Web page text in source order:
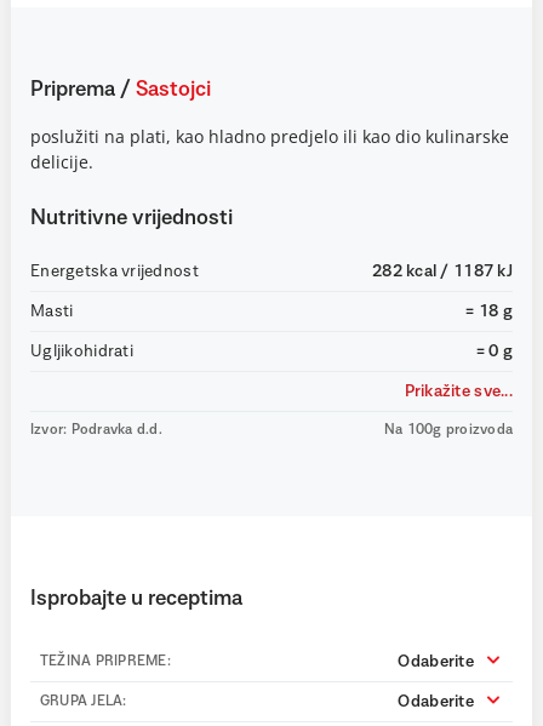
Priprema / Sastojci
poslužiti na plati, kao hladno predjelo ili kao dio kulinarske
delicije.
Nutritivne vrijednosti
Energetska vrijednost 282 kcal / 1187 kJ
Masti = 18 g
Ugljikohidrati = 0 g
Prikažite sve...
Izvor: Podravka d.d. Na 100g proizvoda
Isprobajte u receptima
TEŽINA PRIPREME: Odaberite
GRUPA JELA: Odaberite